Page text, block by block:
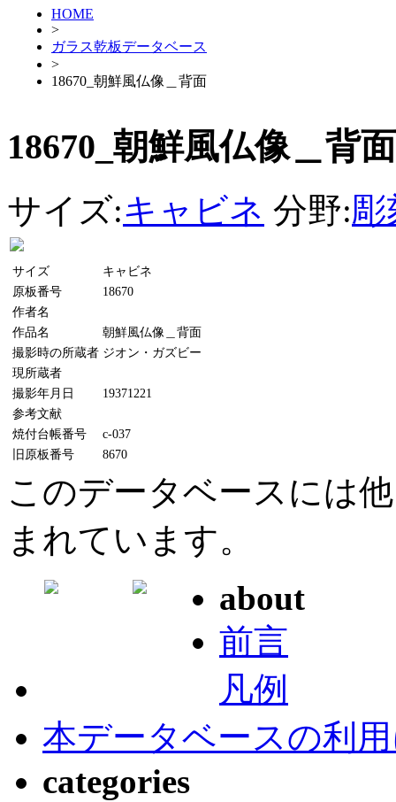
HOME
>
ガラス乾板データベース
>
18670_朝鮮風仏像＿背面
18670_朝鮮風仏像＿背面
サイズ:キャビネ 分野:彫
サイズ
キャビネ
原板番号
18670
作者名
作品名
朝鮮風仏像＿背面
撮影時の所蔵者 ジオン・ガズビー
現所蔵者
撮影年月日
19371221
参考文献
焼付台帳番号
c-037
旧原板番号
8670
このデータベースには
まれています。
about
前言
凡例
本データベースの利
categories